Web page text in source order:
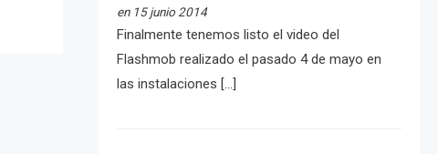
en 15 junio 2014
Finalmente tenemos listo el video del
Flashmob realizado el pasado 4 de mayo en
las instalaciones […]